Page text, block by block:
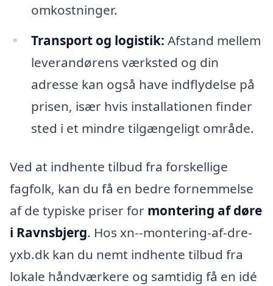
omkostninger.
Transport og logistik: Afstand mellem
leverandørens værksted og din
adresse kan også have indflydelse på
prisen, især hvis installationen finder
sted i et mindre tilgængeligt område.
Ved at indhente tilbud fra forskellige
fagfolk, kan du få en bedre fornemmelse
af de typiske priser for montering af døre
i Ravnsbjerg. Hos xn--montering-af-dre-
yxb.dk kan du nemt indhente tilbud fra
lokale håndværkere og samtidig få en idé